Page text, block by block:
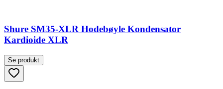
Shure SM35-XLR Hodebøyle Kondensator
Kardioide XLR
Se produkt